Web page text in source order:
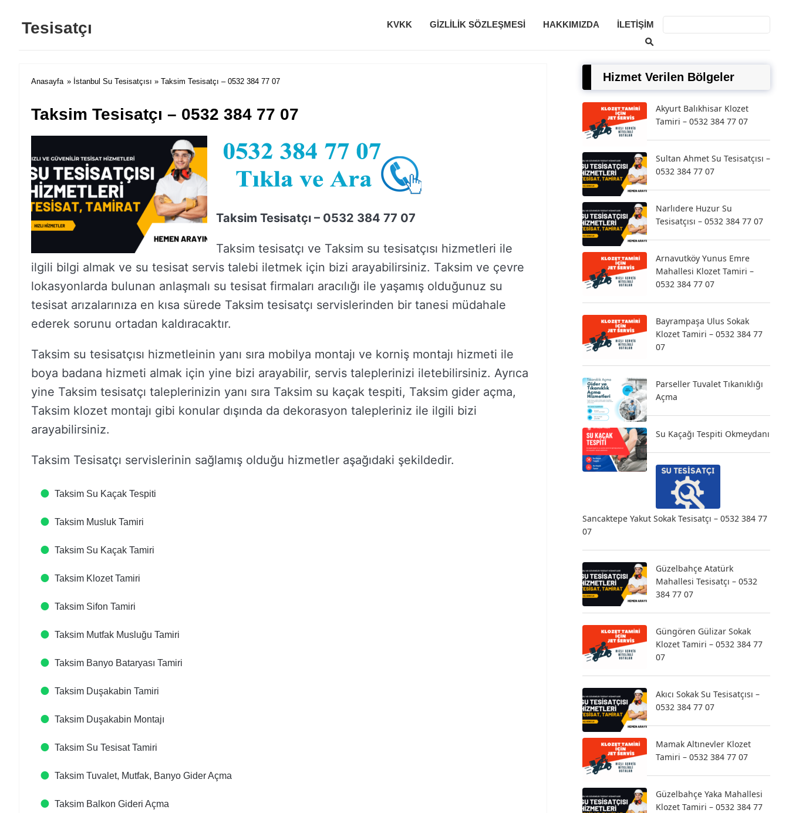
Tesisatçı KVKK GIZLILIK SÖZLEŞMESI HAKKIMIZDA İLETIŞIM
Anasayfa » İstanbul Su Tesisatçısı » Taksim Tesisatçı – 0532 384 77 07
Taksim Tesisatçı – 0532 384 77 07
Taksim Tesisatçı – 0532 384 77 07
Taksim tesisatçı ve Taksim su tesisatçısı hizmetleri ile
ilgili bilgi almak ve su tesisat servis talebi iletmek için bizi arayabilirsiniz. Taksim ve çevre
lokasyonlarda bulunan anlaşmalı su tesisat firmaları aracılığı ile yaşamış olduğunuz su
tesisat arızalarınıza en kısa sürede Taksim tesisatçı servislerinden bir tanesi müdahale
ederek sorunu ortadan kaldıracaktır.
Taksim su tesisatçısı hizmetleinin yanı sıra mobilya montajı ve korniş montajı hizmeti ile
boya badana hizmeti almak için yine bizi arayabilir, servis taleplerinizi iletebilirsiniz. Ayrıca
yine Taksim tesisatçı taleplerinizin yanı sıra Taksim su kaçak tespiti, Taksim gider açma,
Taksim klozet montajı gibi konular dışında da dekorasyon talepleriniz ile ilgili bizi
arayabilirsiniz.
Taksim Tesisatçı servislerinin sağlamış olduğu hizmetler aşağıdaki şekildedir.
Taksim Su Kaçak Tespiti
Taksim Musluk Tamiri
Taksim Su Kaçak Tamiri
Taksim Klozet Tamiri
Taksim Sifon Tamiri
Taksim Mutfak Musluğu Tamiri
Taksim Banyo Bataryası Tamiri
Taksim Duşakabin Tamiri
Taksim Duşakabin Montajı
Taksim Su Tesisat Tamiri
Taksim Tuvalet, Mutfak, Banyo Gider Açma
Taksim Balkon Gideri Açma
Hizmet Verilen Bölgeler
Akyurt Balıkhisar Klozet
Tamiri – 0532 384 77 07
Sultan Ahmet Su Tesisatçısı –
0532 384 77 07
Narlıdere Huzur Su
Tesisatçısı – 0532 384 77 07
Arnavutköy Yunus Emre
Mahallesi Klozet Tamiri –
0532 384 77 07
Bayrampaşa Ulus Sokak
Klozet Tamiri – 0532 384 77
07
Parseller Tuvalet Tıkanıklığı
Açma
Su Kaçağı Tespiti Okmeydanı
Sancaktepe Yakut Sokak Tesisatçı – 0532 384 77
07
Güzelbahçe Atatürk
Mahallesi Tesisatçı – 0532
384 77 07
Güngören Gülizar Sokak
Klozet Tamiri – 0532 384 77
07
Akıcı Sokak Su Tesisatçısı –
0532 384 77 07
Mamak Altınevler Klozet
Tamiri – 0532 384 77 07
Güzelbahçe Yaka Mahallesi
Klozet Tamiri – 0532 384 77